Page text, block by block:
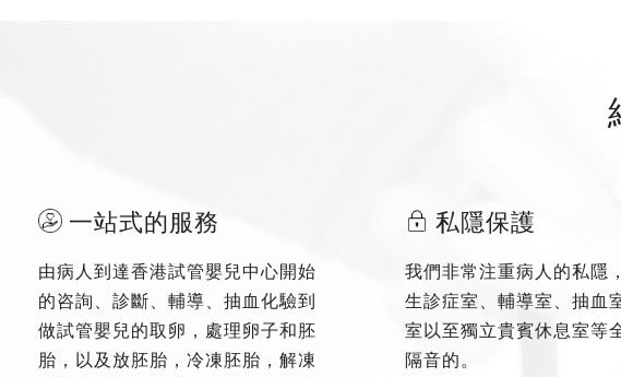
一站式的服務
由病人到達香港試管嬰兒中心開始
的咨詢、診斷、輔導、抽血化驗到
做試管嬰兒的取卵，處理卵子和胚
胎，以及放胚胎，冷凍胚胎，解凍
私隱保護
我們非常注重病人的私隱
生診症室、輔導室、抽血
室以至獨立貴賓休息室等
隔音的。